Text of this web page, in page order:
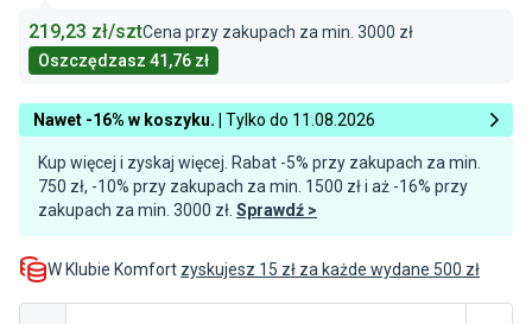
219,23 zł/sztCena przy zakupach za min. 3000 zł
Oszczędzasz 41,76 zł
Nawet -16% w koszyku. | Tylko do 11.08.2026
Kup więcej i zyskaj więcej. Rabat -5% przy zakupach za min.
750 zł, -10% przy zakupach za min. 1500 zł i aż -16% przy
zakupach za min. 3000 zł. Sprawdź >
W Klubie Komfort zyskujesz 15 zł za każde wydane 500 zł